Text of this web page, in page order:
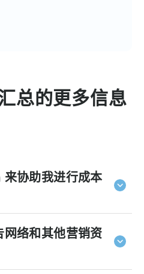
总的更多信息
协助我进行成本
告广告成本。不同平台采用
迟。它们独特的 API 实现
络和其他营销资